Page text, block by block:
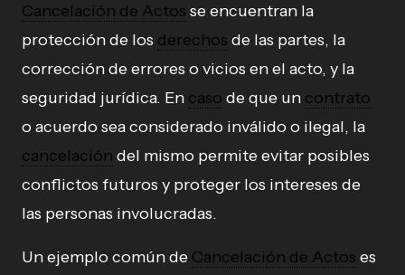
Cancelación de Actos se encuentran la
protección de los derechos de las partes, la
corrección de errores o vicios en el acto, y la
seguridad jurídica. En caso de que un contrato
o acuerdo sea considerado inválido o ilegal, la
cancelación del mismo permite evitar posibles
conflictos futuros y proteger los intereses de
las personas involucradas.
Un ejemplo común de Cancelación de Actos es